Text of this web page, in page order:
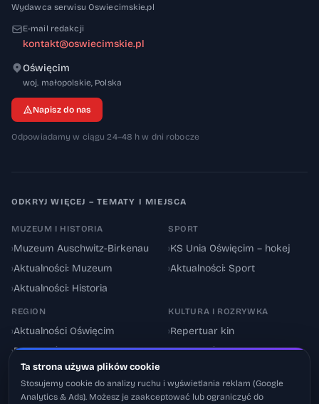
Wydawca serwisu Oswiecimskie.pl
E-mail redakcji
kontakt@oswiecimskie.pl
Oświęcim
woj. małopolskie, 32-600
Polska
Napisz do nas
Odpowiadamy w ciągu 24–48 h w dni robocze
ODKRYJ WIĘCEJ – TEMATY I MIEJSCA
MUZEUM I HISTORIA
›Muzeum Auschwitz-Birkenau
›Aktualności: Muzeum
›Aktualności: Historia
SPORT
›KS Unia Oświęcim – hokej
›Aktualności: Sport
REGION
›Aktualności Oświęcim
›Powiat oświęcimski
Utrudnienia drogowe
KULTURA I ROZRYWKA
›Repertuar kin
›Aktualności: Kultura
Ta strona używa plików cookie
Stosujemy cookie do analizy ruchu i wyświetlania reklam (Google
Analytics & Ads). Możesz je zaakceptować lub ograniczyć do